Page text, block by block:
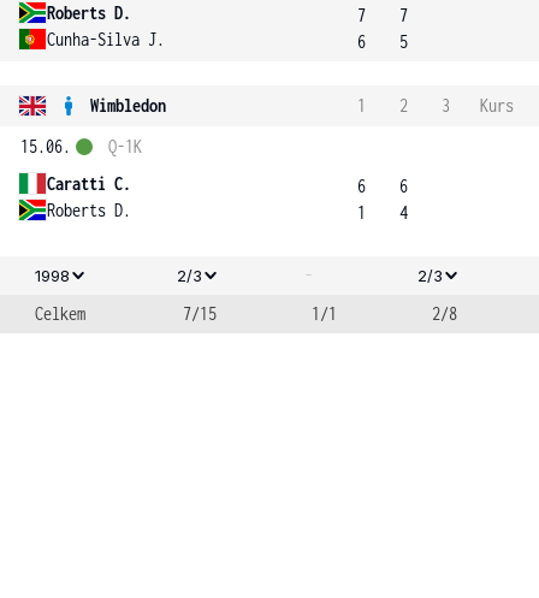
Roberts D.
Cunha-Silva J.
7
6
7
5
Wimbledon 1 2 3
Kurs
15.06.
Caratti C.
Roberts D.
Q-1K
6
1
6
4
1998 2/3 - 2/3
Celkem 7/15 1/1 2/8